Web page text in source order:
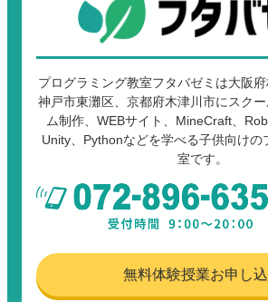
プログラミング教室フタバゼミは大阪府
神戸市東灘区、京都府木津川市にスク
ム制作、WEBサイト、MineCraft、
Unity、Pythonなどを学べる子供向けの
室です。
無料体験授業お申し